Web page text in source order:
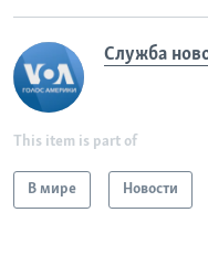
Служба
This item is part of
В мире Новости